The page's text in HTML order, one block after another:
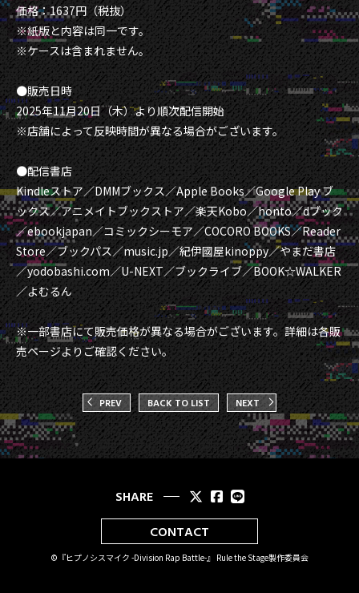
価格：1637円（税抜）
※紙版と内容は同一です。
※ケースは含まれません。
●販売日時
2025年11月20日（木）より順次配信開始
※店舗によって反映時間が異なる場合がございます。
●配信書店
Kindleストア／DMMブックス／Apple Books／Google Play ブ
ックス／アニメイトブックストア／楽天Kobo／honto／dブック
／ebookjapan／コミックシーモア／COCORO BOOKS／Reader
Store／ブックパス／music.jp／紀伊國屋kinoppy／やまだ書店
／yodobashi.com／U-NEXT／ブックライブ／BOOK☆WALKER
／よむるん
※一部書店にて販売価格が異なる場合がございます。詳細は各販
売ページよりご確認ください。
PREV BACK TO LIST NEXT
SHARE
CONTACT
©『ヒプノシスマイク -Division Rap Battle-』 Rule the Stage製作委員会